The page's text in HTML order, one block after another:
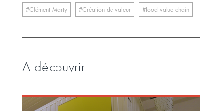
Clément Marty Création de valeur food value chain
A découvrir